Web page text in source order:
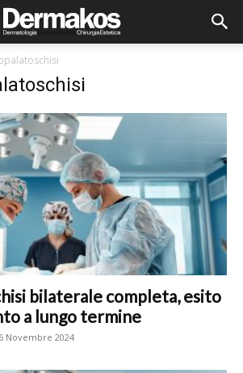
bilaterale completa, esito
a lungo termine
6 Novembre 2024